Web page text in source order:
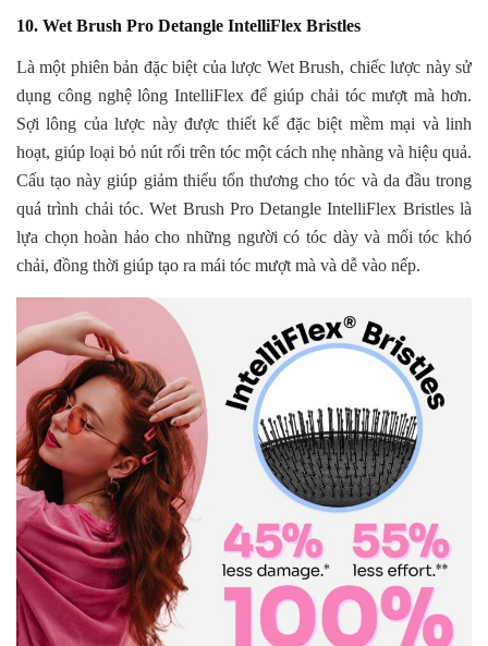
10. Wet Brush Pro Detangle IntelliFlex Bristles
Là một phiên bản đặc biệt của lược Wet Brush, chiếc lược này sử
dụng công nghệ lông IntelliFlex để giúp chải tóc mượt mà hơn.
Sợi lông của lược này được thiết kế đặc biệt mềm mại và linh
hoạt, giúp loại bỏ nút rối trên tóc một cách nhẹ nhàng và hiệu quả.
Cấu tạo này giúp giảm thiểu tổn thương cho tóc và da đầu trong
quá trình chải tóc. Wet Brush Pro Detangle IntelliFlex Bristles là
lựa chọn hoàn hảo cho những người có tóc dày và mối tóc khó
chải, đồng thời giúp tạo ra mái tóc mượt mà và dễ vào nếp.